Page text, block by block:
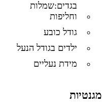
בגדים:שמלות
וחליפות
גודל כובע
ילדים בגודל הנעל
מידת נעליים
מגנטיות